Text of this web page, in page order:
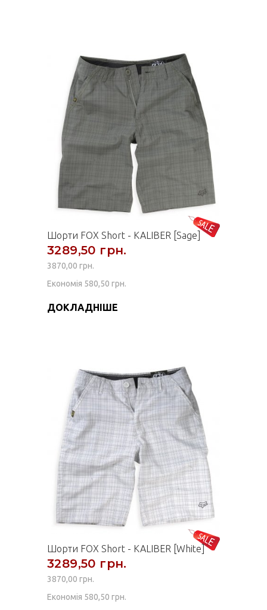
Шорти FOX Short - KALIBER [Sage]
3289,50 грн.
3870,00 грн.
Економія 580,50 грн.
ДОКЛАДНІШЕ
Шорти FOX Short - KALIBER [White]
3289,50 грн.
3870,00 грн.
Економія 580,50 грн.